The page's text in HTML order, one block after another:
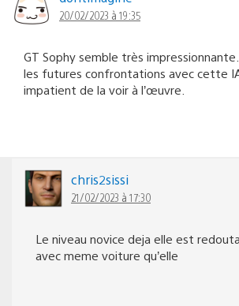
20/02/2023 à 19:35
GT Sophy semble très
les futures confrontations avec cette
impatient de la voir à l’œuvre.
chris2sissi
21/02/2023 à 17:30
Le niveau novice deja elle est
avec meme voiture qu’elle